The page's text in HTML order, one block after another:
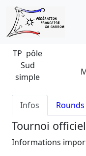
TP pôle
Sud
simple
Infos Rounds
Tournoi officiel
Informations